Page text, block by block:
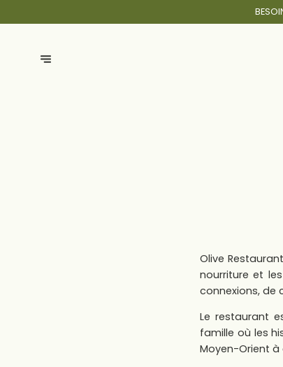
Olive
nourriture et
connexions, de
Le restaurant
famille où les
Moyen-Orient